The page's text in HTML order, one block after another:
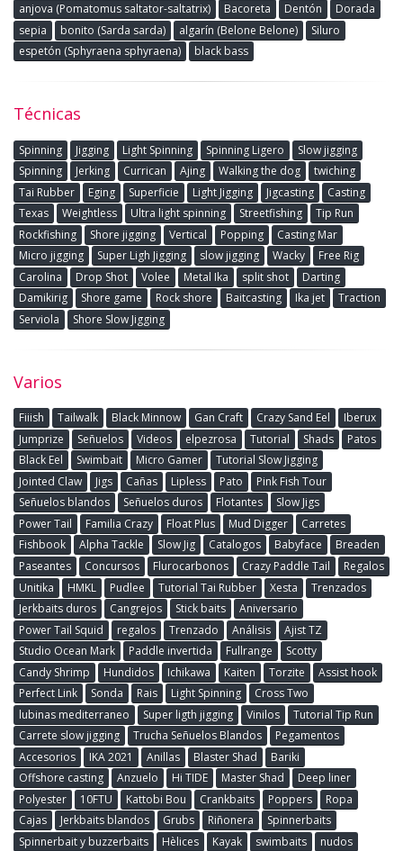
anjova (Pomatomus saltator-saltatrix)
Bacoreta Dentón
Dorada
sepia
bonito (Sarda sarda) algarín (Belone Belone)
Siluro
espetón (Sphyraena sphyraena)
black bass
Técnicas
Spinning Jigging Light Spinning Spinning Ligero
Slow jigging
Spinning
Jerking Currican Ajing Walking the dog
twiching
Tai Rubber
Eging Superficie Light Jigging Jigcasting
Casting
Texas
Weightless Ultra light spinning Streetfishing
Tip Run
Rockfishing
Shore jigging Vertical Popping
Casting Mar
Micro jigging
Super Ligh Jigging slow jigging Wacky
Free Rig
Carolina
Drop Shot Volee Metal Ika split shot
Darting
Damikirig
Shore game Rock shore Baitcasting Ika jet
Traction
Serviola
Shore Slow Jigging
Varios
Fiiish Tailwalk Black Minnow Gan Craft Crazy Sand Eel
Iberux
Jumprize
Señuelos Videos elpezrosa Tutorial Shads
Patos
Black Eel
Swimbait Micro Gamer
Tutorial Slow Jigging
Jointed Claw
Jigs Cañas Lipless Pato
Pink Fish Tour
Señuelos blandos
Señuelos duros Flotantes
Slow Jigs
Power Tail
Familia Crazy Float Plus Mud Digger
Carretes
Fishbook
Alpha Tackle Slow Jig Catalogos Babyface
Breaden
Paseantes
Concursos Flurocarbonos Crazy Paddle Tail
Regalos
Unitika
HMKL Pudlee Tutorial Tai Rubber Xesta
Trenzados
Jerkbaits duros
Cangrejos Stick baits
Aniversario
Power Tail Squid
regalos Trenzado Análisis
Ajist TZ
Studio Ocean Mark
Paddle invertida Fullrange
Scotty
Candy Shrimp
Hundidos Ichikawa Kaiten Torzite
Assist hook
Perfect Link
Sonda Rais Light Spinning
Cross Two
lubinas mediterraneo
Super ligth jigging Vinilos
Tutorial Tip Run
Carrete slow jigging
Trucha Señuelos Blandos
Pegamentos
Accesorios
IKA 2021 Anillas Blaster Shad
Bariki
Offshore casting
Anzuelo Hi TIDE Master Shad
Deep liner
Polyester
10FTU Kattobi Bou Crankbaits Poppers
Ropa
Cajas
Jerkbaits blandos Grubs Riñonera
Spinnerbaits
Spinnerbait y buzzerbaits
Hèlices Kayak swimbaits
nudos